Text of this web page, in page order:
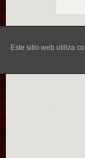
Este sitio web utiliza